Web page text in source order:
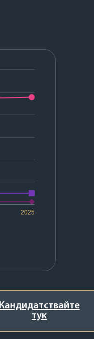
Кандидатствайте
тук
2025